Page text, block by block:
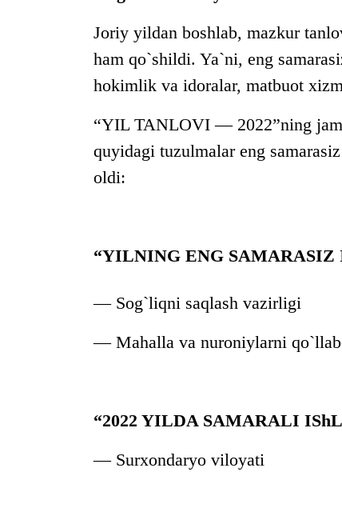
Joriy yildan boshlab, mazkur
ham qo`shildi. Ya`ni, eng
hokimlik va idoralar, matbuot
“YIL TANLOVI — 2022”ning
quyidagi tuzulmalar eng
oldi:
“YILNING ENG
— Sog`liqni saqlash vazirligi
— Mahalla va nuroniylarni
“2022 YILDA SAMARALI
— Surxondaryo viloyati